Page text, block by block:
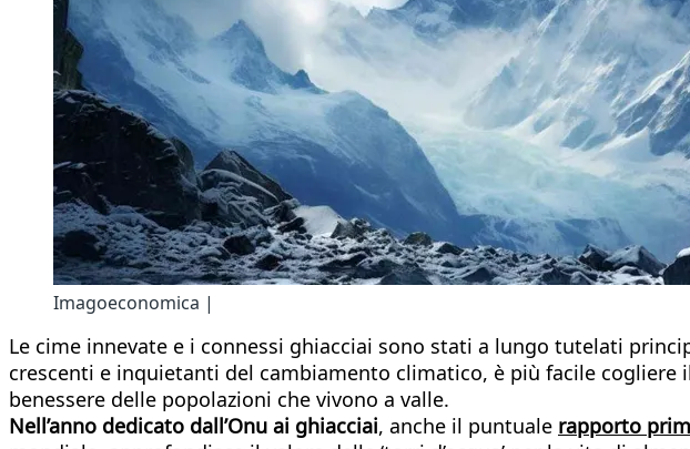
Imagoeconomica |
Le cime innevate e i connessi ghiacciai sono stati a lungo tutelati
crescenti e inquietanti del cambiamento climatico, è più facile
benessere delle popolazioni che vivono a valle.
Nell’anno dedicato dall’Onu ai ghiacciai, anche il puntuale rapporto